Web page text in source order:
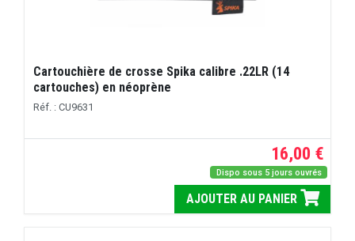
Cartouchière de crosse Spika calibre .22LR (14
cartouches) en néoprène
Réf. : CU9631
16,00 €
Dispo sous 5 jours ouvrés
AJOUTER AU PANIER